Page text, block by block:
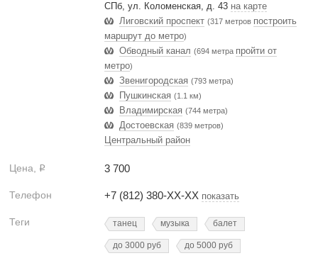
СПб, ул. Коломенская, д. 43 на карте
Лиговский проспект (317 метров построить
маршрут до метро)
Обводный канал (694 метра пройти от
метро)
Звенигородская (793 метра)
Пушкинская (1.1 км)
Владимирская (744 метра)
Достоевская (839 метров)
Центральный район
Цена, Р 3 700
Телефон +7 (812) 380-XX-XX показать
Теги танец музыка балет
до 3000 руб до 5000 руб